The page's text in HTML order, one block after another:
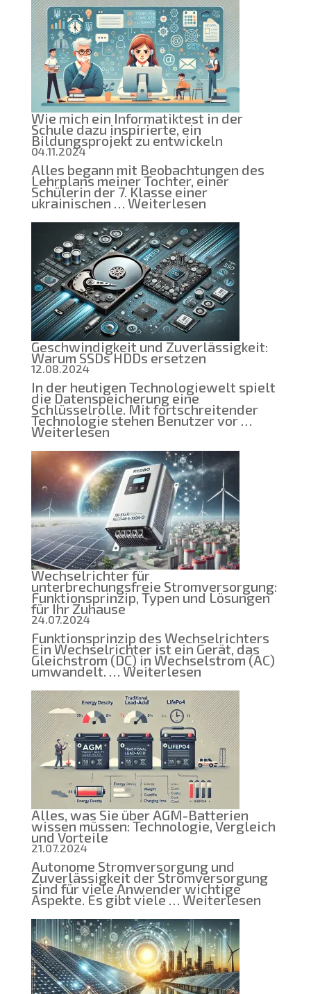
Wie mich ein Informatiktest in der
Schule dazu inspirierte, ein
Bildungsprojekt zu entwickeln
04.11.2024
Alles begann mit Beobachtungen des
Lehrplans meiner Tochter, einer
Schülerin der 7. Klasse einer
ukrainischen …Weiterlesen:
Wie
mich
ein
Informatiktest
in
der
Schule
dazu
inspirierte,
ein
Bildungsprojekt
entwickeln
Geschwindigkeit und Zuverlässigkeit:
Warum SSDs HDDs ersetzen
12.08.2024
In der heutigen Technologiewelt spielt
die Datenspeicherung eine
Schlüsselrolle. Mit fortschreitender
Technologie stehen Benutzer vor …
Weiterlesen:
Geschwindigkeit
und
Zuverlässigkeit:
Warum
SSDs
HDDs
ersetzen
Wechselrichter für
unterbrechungsfreie Stromversorgung:
Funktionsprinzip, Typen und Lösungen
für Ihr Zuhause
24.07.2024
Funktionsprinzip des Wechselrichters
Ein Wechselrichter ist ein Gerät, das
Gleichstrom (DC) in Wechselstrom (AC)
umwandelt. …Weiterlesen:
Wechselrichter
für
Funktionsprinzip,
Typen
und
Lösungen
für
Ihr
Zuhause
Alles, was Sie über AGM-Batterien
wissen müssen: Technologie, Vergleich
und Vorteile
21.07.2024
Autonome Stromversorgung und
Zuverlässigkeit der Stromversorgung
sind für viele Anwender wichtige
Aspekte. Es gibt viele … Weiterlesen:
Alles,